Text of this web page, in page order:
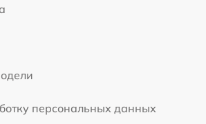
персональных данных